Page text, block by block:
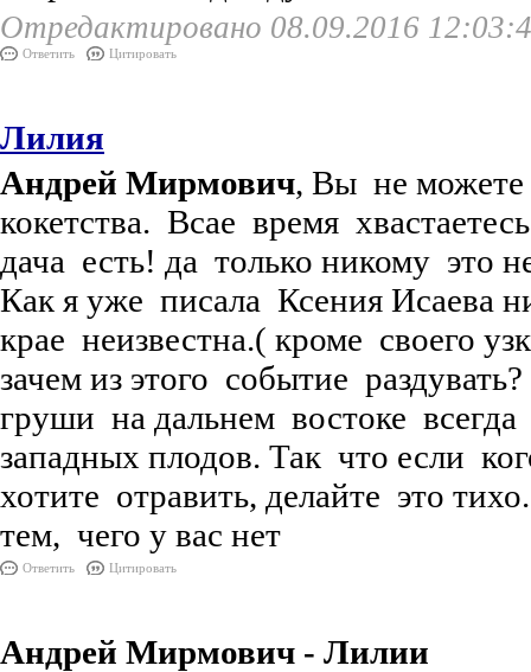
Отредактировано 08.09.2016
Ответить Цитировать
Лилия
Андрей Мирмович, Вы не можете
кокетства. Всае время
дача есть! да только никому это
Как я уже писала Ксения Исаева
крае неизвестна.( кроме своего
зачем из этого событие
груши на дальнем востоке
западных плодов. Так что если
хотите отравить, делайте это
тем, чего у вас нет
Ответить Цитировать
Андрей Мирмович - Лилии